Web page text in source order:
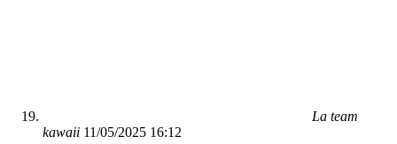
La team
kawaii 11/05/2025 16:12